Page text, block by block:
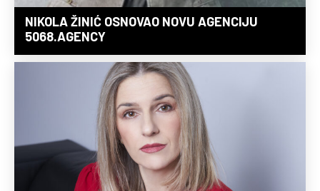
NIKOLA ŽINIĆ OSNOVAO NOVU AGENCIJU
5068.AGENCY